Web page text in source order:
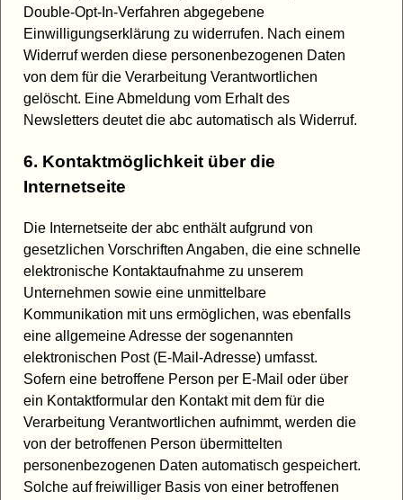
Double-Opt-In-Verfahren abgegebene
Einwilligungserklärung zu widerrufen. Nach einem
Widerruf werden diese personenbezogenen Daten
von dem für die Verarbeitung Verantwortlichen
gelöscht. Eine Abmeldung vom Erhalt des
Newsletters deutet die abc automatisch als Widerruf.
6. Kontaktmöglichkeit über die
Internetseite
Die Internetseite der abc enthält aufgrund von
gesetzlichen Vorschriften Angaben, die eine schnelle
elektronische Kontaktaufnahme zu unserem
Unternehmen sowie eine unmittelbare
Kommunikation mit uns ermöglichen, was ebenfalls
eine allgemeine Adresse der sogenannten
elektronischen Post (E-Mail-Adresse) umfasst.
Sofern eine betroffene Person per E-Mail oder über
ein Kontaktformular den Kontakt mit dem für die
Verarbeitung Verantwortlichen aufnimmt, werden die
von der betroffenen Person übermittelten
personenbezogenen Daten automatisch gespeichert.
Solche auf freiwilliger Basis von einer betroffenen